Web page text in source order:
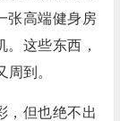
张高端健身房
这些东西，
到。
，但也绝不出